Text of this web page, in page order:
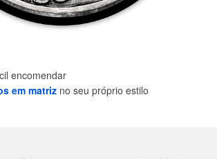
encomendar
em matriz no seu próprio estilo